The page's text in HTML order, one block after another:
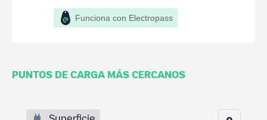
Funciona con Electropass
PUNTOS DE CARGA MÁS CERCANOS